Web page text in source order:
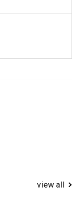
view all